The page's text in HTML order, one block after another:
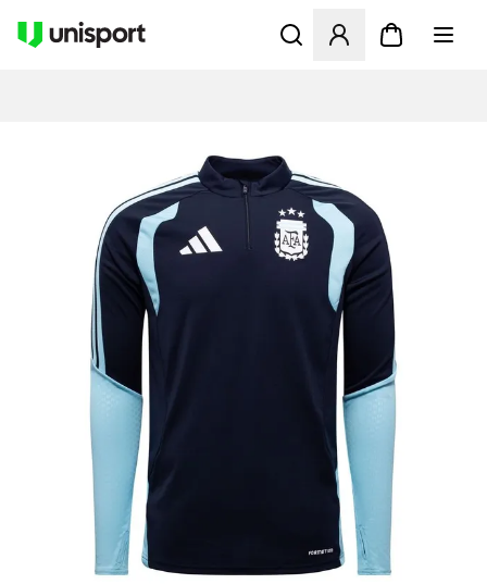
Åbner en Modal til at